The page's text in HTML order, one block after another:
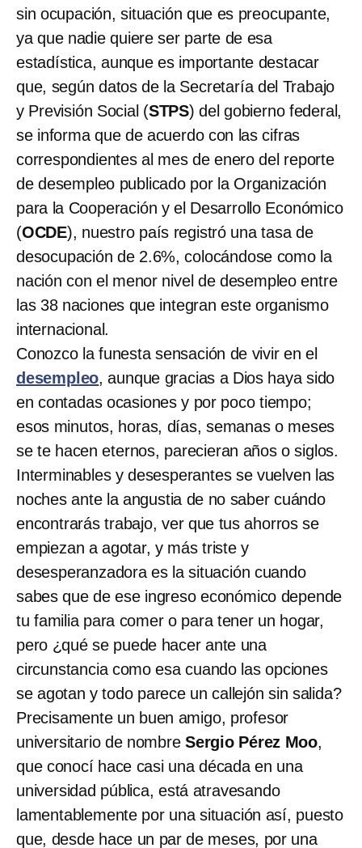
sin ocupación, situación que es preocupante,
ya que nadie quiere ser parte de esa
estadística, aunque es importante destacar
que, según datos de la Secretaría del Trabajo
y Previsión Social (STPS) del gobierno federal,
se informa que de acuerdo con las cifras
correspondientes al mes de enero del reporte
de desempleo publicado por la Organización
para la Cooperación y el Desarrollo Económico
(OCDE), nuestro país registró una tasa de
desocupación de 2.6%, colocándose como la
nación con el menor nivel de desempleo entre
las 38 naciones que integran este organismo
internacional.
Conozco la funesta sensación de vivir en el
desempleo, aunque gracias a Dios haya sido
en contadas ocasiones y por poco tiempo;
esos minutos, horas, días, semanas o meses
se te hacen eternos, parecieran años o siglos.
Interminables y desesperantes se vuelven las
noches ante la angustia de no saber cuándo
encontrarás trabajo, ver que tus ahorros se
empiezan a agotar, y más triste y
desesperanzadora es la situación cuando
sabes que de ese ingreso económico depende
tu familia para comer o para tener un hogar,
pero ¿qué se puede hacer ante una
circunstancia como esa cuando las opciones
se agotan y todo parece un callejón sin salida?
Precisamente un buen amigo, profesor
universitario de nombreSergio Pérez Moo,
que conocí hace casi una década en una
universidad pública, está atravesando
lamentablemente por una situación así, puesto
que, desde hace un par de meses, por una